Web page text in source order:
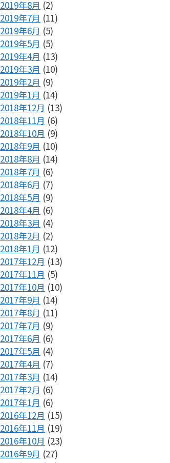
2019年8月 (2)
2019年7月 (11)
2019年6月 (5)
2019年5月 (5)
2019年4月 (13)
2019年3月 (10)
2019年2月 (9)
2019年1月 (14)
2018年12月 (13)
2018年11月 (6)
2018年10月 (9)
2018年9月 (10)
2018年8月 (14)
2018年7月 (6)
2018年6月 (7)
2018年5月 (9)
2018年4月 (6)
2018年3月 (4)
2018年2月 (2)
2018年1月 (12)
2017年12月 (13)
2017年11月 (5)
2017年10月 (10)
2017年9月 (14)
2017年8月 (11)
2017年7月 (9)
2017年6月 (6)
2017年5月 (4)
2017年4月 (7)
2017年3月 (14)
2017年2月 (6)
2017年1月 (6)
2016年12月 (15)
2016年11月 (19)
2016年10月 (23)
2016年9月 (27)